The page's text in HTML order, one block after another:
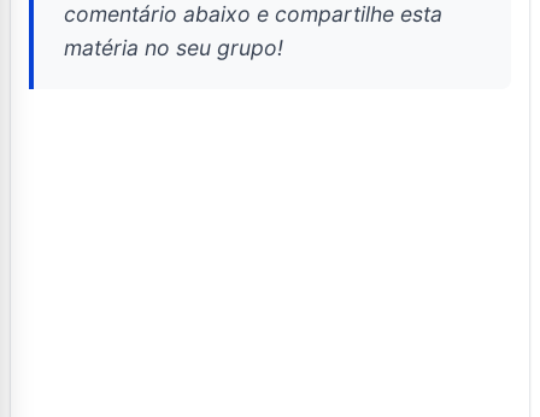
comentário abaixo e compartilhe esta
matéria no seu grupo!